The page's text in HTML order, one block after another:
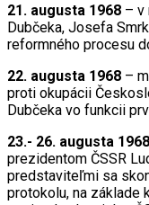
21. augusta 1968 – v
Dubčeka, Josefa
reformného procesu
22. augusta 1968 –
proti okupácii
Dubčeka vo funkcii
23.- 26. augusta 1968
prezidentom ČSSR
predstaviteľmi sa
protokolu, na základe